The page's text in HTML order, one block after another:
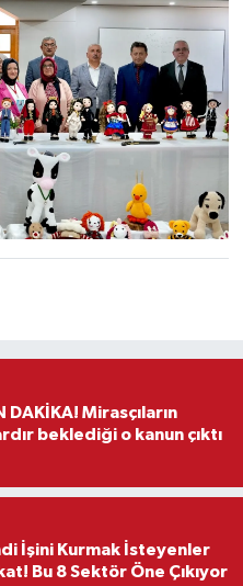
Mirasçıların
beklediği o kanun çıktı
İşini Kurmak İsteyenler
Bu 8 Sektör Öne Çıkıyor